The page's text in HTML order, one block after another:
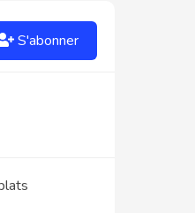
S'abonner